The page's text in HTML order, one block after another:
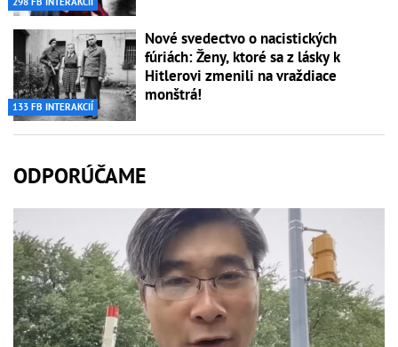
133 FB INTERAKCIÍ
Nové svedectvo o nacistických
fúriách: Ženy, ktoré sa z lásky k
Hitlerovi zmenili na vraždiace
monštrá!
ODPORÚČAME